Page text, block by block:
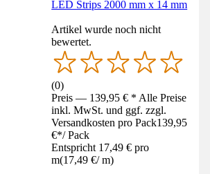
LED Strips 2000 mm x 14 mm
Artikel wurde noch nicht
bewertet.
(0)
Preis — 139,95 € * Alle Preise
inkl. MwSt. und ggf. zzgl.
Versandkosten pro Pack139,95
€*/ Pack
Entspricht 17,49 € pro
m(17,49 €/ m)